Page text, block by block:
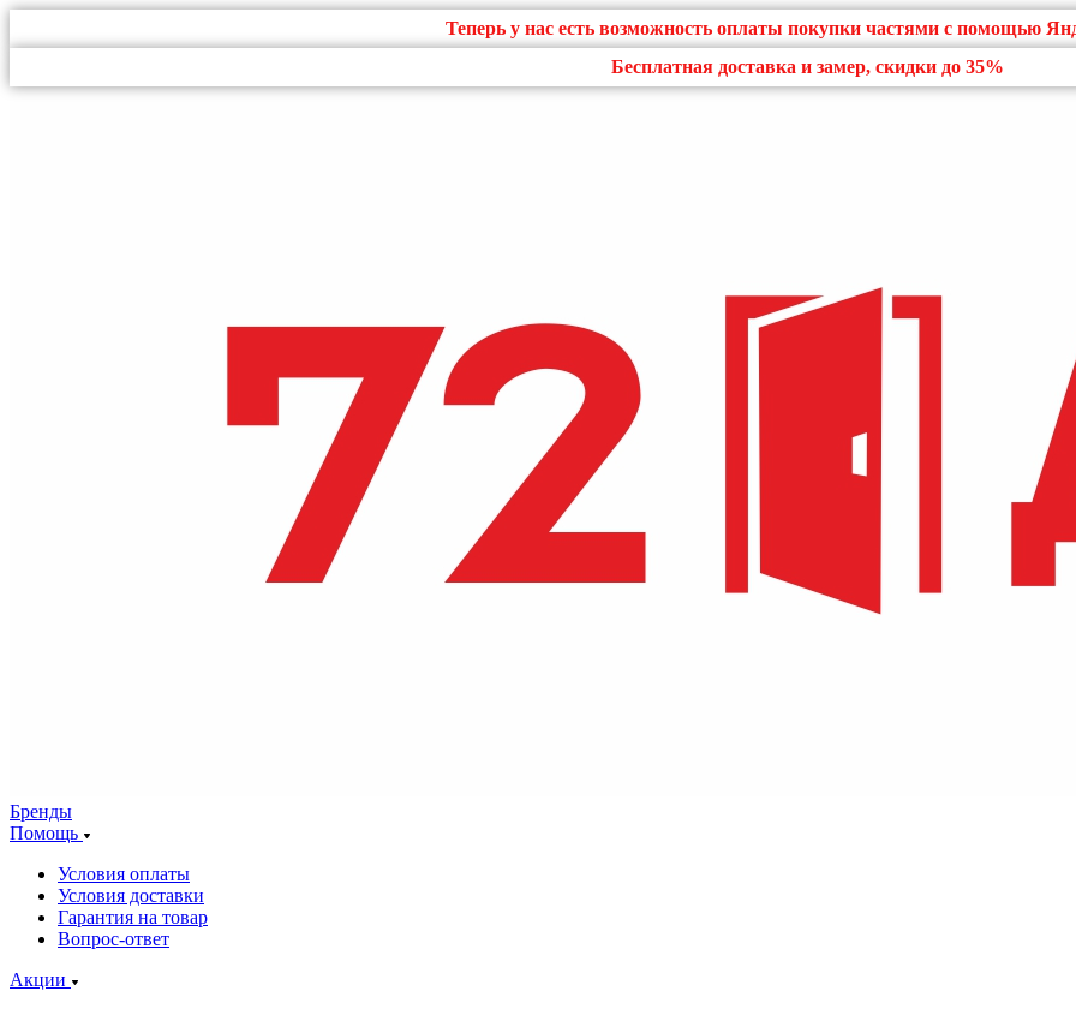
Теперь у нас есть возможность оплаты покупки частями с помощью
Бесплатная доставка и замер, скидки до 35%
Бренды
Помощь
Условия оплаты
Условия доставки
Гарантия на товар
Вопрос-ответ
Акции